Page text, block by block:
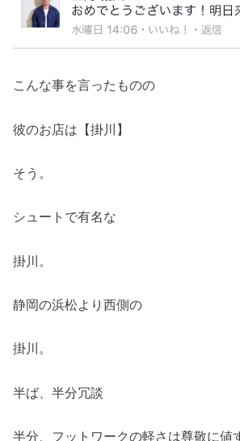
こんな事を言ったものの
彼のお店は【掛川】
そう。
シュートで有名な
掛川。
静岡の浜松より西側の
掛川。
半ば、半分冗談
半分、フットワークの軽さは尊敬に値